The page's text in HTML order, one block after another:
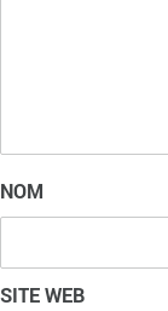
NOM
SITE WEB